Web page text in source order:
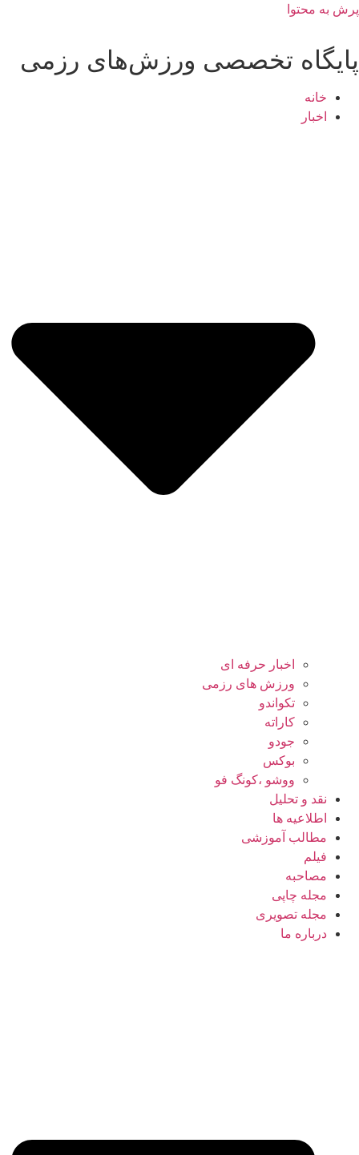
پرش به محتوا
پایگاه تخصصی ورزش‌های رزمی
خانه
اخبار
اخبار حرفه ای
ورزش های رزمی
تکواندو
کاراته
جودو
بوکس
ووشو ،کونگ فو
نقد و تحلیل
اطلاعیه ها
مطالب آموزشی
فیلم
مصاحبه
مجله چاپی
مجله تصویری
درباره ما